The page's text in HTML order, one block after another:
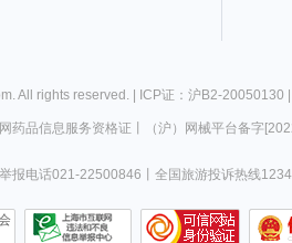
. All rights reserved. | ICP证：沪B2-20050130 |
药品信息服务资格证 （沪）网械平台备字
报电话021-22500846 全国旅游投诉热线